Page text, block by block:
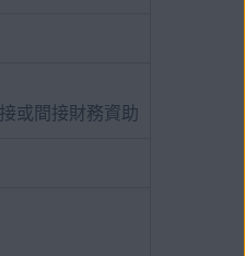
或間接財務資助